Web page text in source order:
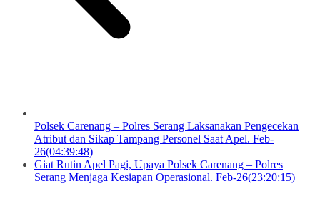
Polsek Carenang – Polres Serang Laksanakan Pengecekan
Atribut dan Sikap Tampang Personel Saat Apel. Feb-
26(04:39:48)
Giat Rutin Apel Pagi, Upaya Polsek Carenang – Polres
Serang Menjaga Kesiapan Operasional. Feb-26(23:20:15)